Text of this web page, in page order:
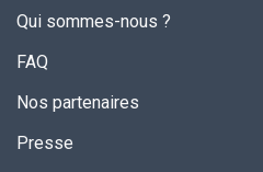
Qui sommes-nous ?
FAQ
Nos partenaires
Presse